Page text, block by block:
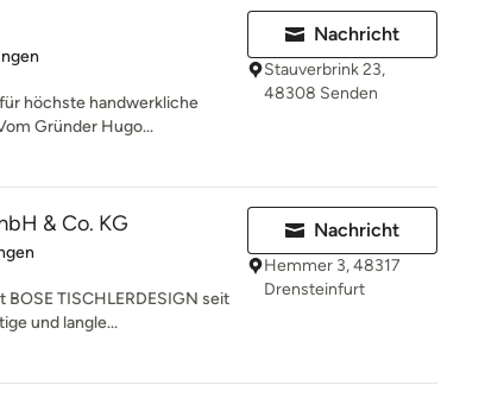
von 5 Sternen
höchste handwerkliche
Gründer Hugo...
Nachricht
Stauverbrink 23,
48308 Senden
& Co. KG
von 5 Sternen
TISCHLERDESIGN seit
und langle...
Nachricht
Hemmer 3, 48317
Drensteinfurt